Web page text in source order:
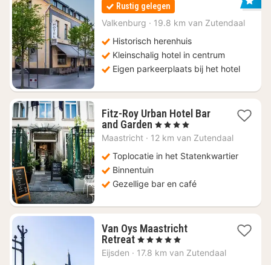
vanaf
€
Rustig gelegen
Valkenburg · 19.8 km van Zutendaal
Historisch herenhuis
Kleinschalig hotel in centrum
Eigen parkeerplaats bij het hotel
Fitz-Roy Urban Hotel Bar
and Garden 1
nacht
€
, 4 Sterren
Maastricht · 12 km van Zutendaal
Toplocatie in het Statenkwartier
Binnentuin
Gezellige bar en café
Van Oys Maastricht
Retreat1
nacht
, 5 Sterren
Eijsden · 17.8 km van Zutendaal